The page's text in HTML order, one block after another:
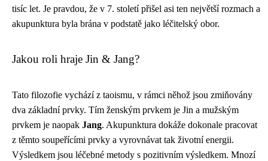
tisíc let. Je pravdou, že v 7. století přišel asi ten největší rozmach a
akupunktura byla brána v podstatě jako léčitelský obor.
Jakou roli hraje Jin & Jang?
Tato filozofie vychází z taoismu, v rámci něhož jsou zmiňovány
dva základní prvky. Tím ženským prvkem je Jin a mužským
prvkem je naopak Jang. Akupunktura dokáže dokonale pracovat
z těmto soupeřícími prvky a vyrovnávat tak životní energii.
Výsledkem jsou léčebné metody s pozitivním výsledkem. Mnozí